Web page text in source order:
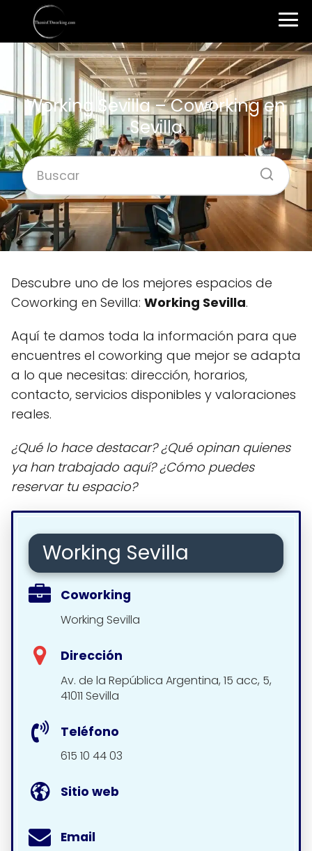
Working Sevilla – Coworking en
Sevilla
Descubre uno de los mejores espacios de
Coworking en Sevilla: Working Sevilla.
Aquí te damos toda la información para que
encuentres el coworking que mejor se adapta
a lo que necesitas: dirección, horarios,
contacto, servicios disponibles y valoraciones
reales.
¿Qué lo hace destacar? ¿Qué opinan quienes
ya han trabajado aquí? ¿Cómo puedes
reservar tu espacio?
Working Sevilla
Coworking
Working Sevilla
Dirección
Av. de la República Argentina, 15 acc, 5,
41011 Sevilla
Teléfono
615 10 44 03
Sitio web
Email